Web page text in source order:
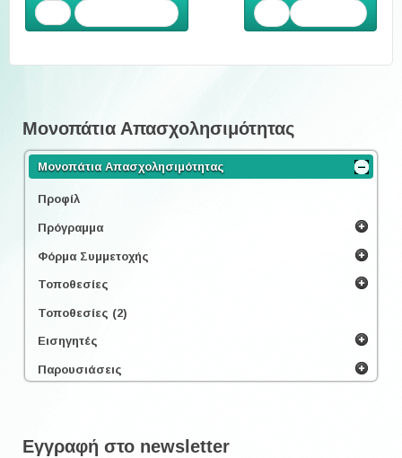
Μονοπάτια Απασχολησιμότητας
Μονοπάτια Απασχολησιμότητας
Προφίλ
Πρόγραμμα
Φόρμα Συμμετοχής
Τοποθεσίες
Τοποθεσίες (2)
Εισηγητές
Παρουσιάσεις
Εγγραφή στο newsletter